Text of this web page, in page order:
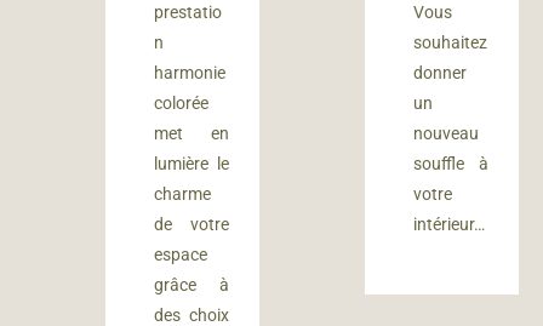
prestatio
n
harmonie
colorée
met en
lumière le
charme
de votre
espace
grâce à
des choix
Vous
souhaitez
donner
un
nouveau
souffle à
votre
intérieur…